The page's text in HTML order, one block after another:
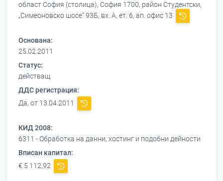
област София (столица), София 1700, район Студентски,
„Симеоновско шосе“ 93Б, вх. А, ет. 6, ап. офис 13
Основана:
25.02.2011
Статус:
действащ
ДДС регистрация:
Да, от 13.04.2011
КИД 2008:
6311 - Обработка на данни, хостинг и подобни дейности
Вписан капитал:
€ 5 112,92